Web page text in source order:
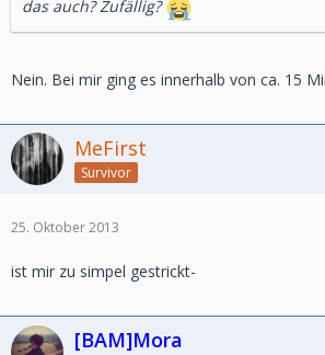
das auch? Zufällig?
Nein. Bei mir ging es innerhalb von ca. 15
MeFirst
Survivor
25. Oktober 2013
ist mir zu simpel gestrickt-
[BAM]Mora